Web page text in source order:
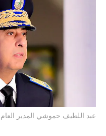
عبد اللطيف حموشي المدير